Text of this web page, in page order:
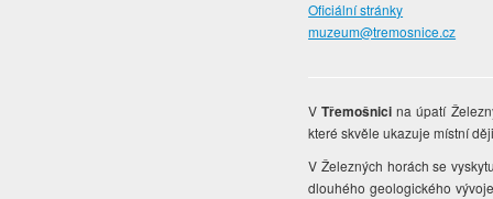
Oficiální stránky
muzeum@tremosnice.cz
VTřemošnici na úpatí
které skvěle ukazuje místní
V Železných horách se
dlouhého geologického